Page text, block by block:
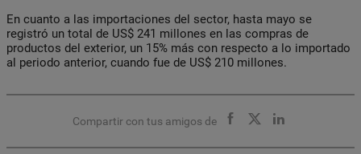
En cuanto a las importaciones del sector, hasta mayo se
registró un total de US$ 241 millones en las compras de
productos del exterior, un 15% más con respecto a lo importado
al periodo anterior, cuando fue de US$ 210 millones.
Compartir con tus amigos de